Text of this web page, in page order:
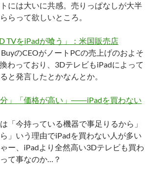
には大いに共感。売りっぱなしが大半
らって欲しいところ。
TVをiPadが喰う」：米国販売店
のCEOがノートPCの売上げのおよそ
わっており、3DテレビもiPadによって
と発言したとかなんとか。
分」「価格が高い」――iPadを買わない
「今持っている機器で事足りるから」
」いう理由でiPadを買わない人が多い
ー、iPadより全然高い3Dテレビも買わ
て事なのか…？